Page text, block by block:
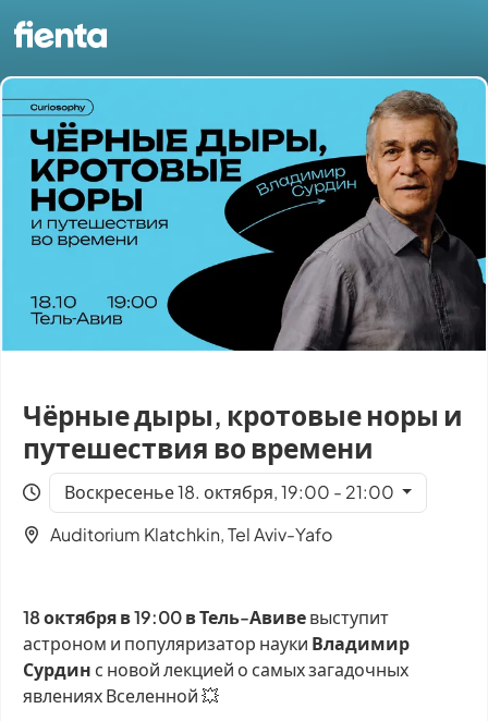
Чёрные дыры, кротовые норы и
путешествия во времени
Воскресенье 18. октября, 19:00 - 21:00
Auditorium Klatchkin, Tel Aviv-Yafo
18 октября в 19:00 в Тель-Авивевыступит
астроном и популяризатор науки Владимир
Сурдин с новой лекцией о самых загадочных
явлениях Вселенной 💥